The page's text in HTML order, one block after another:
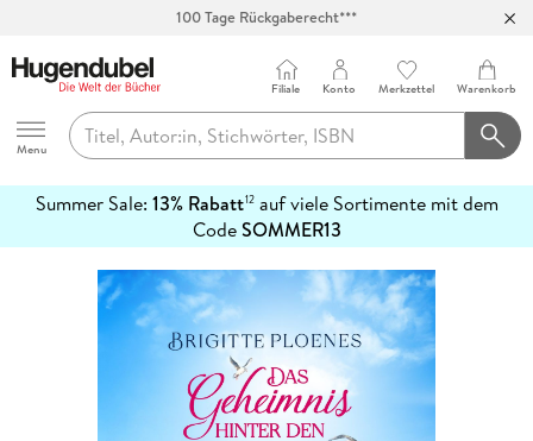
100 Tage Rückgaberecht***
Hugendubel
Menu
Filiale Konto Merkzettel Warenkorb
Summer Sale: 13% Rabatt12auf viele Sortimente mit dem
CodeSOMMER13
erfahren